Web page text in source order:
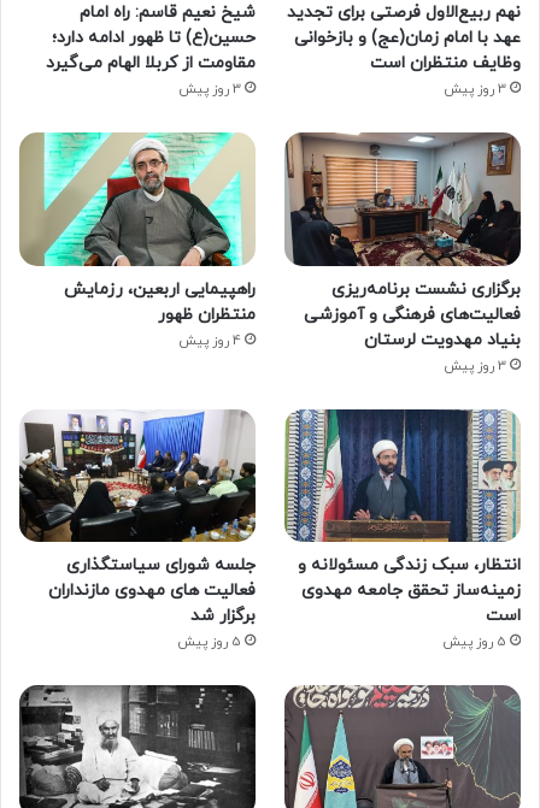
نهم ربیع‌الاول فرصتی برای تجدید
عهد با امام زمان(عج) و بازخوانی
وظایف منتظران است
3 روز پیش
شیخ نعیم قاسم: راه امام
حسین(ع) تا ظهور ادامه دارد؛
مقاومت از کربلا الهام می‌گیرد
3 روز پیش
برگزاری نشست برنامه‌ریزی
فعالیت‌های فرهنگی و آموزشی
بنیاد مهدویت لرستان
3 روز پیش
راهپیمایی اربعین، رزمایش
منتظران ظهور
4 روز پیش
انتظار، سبک زندگی مسئولانه و
زمینه‌ساز تحقق جامعه مهدوی
است
5 روز پیش
جلسه شورای سیاستگذاری
فعالیت های مهدوی مازنداران
برگزار شد
5 روز پیش